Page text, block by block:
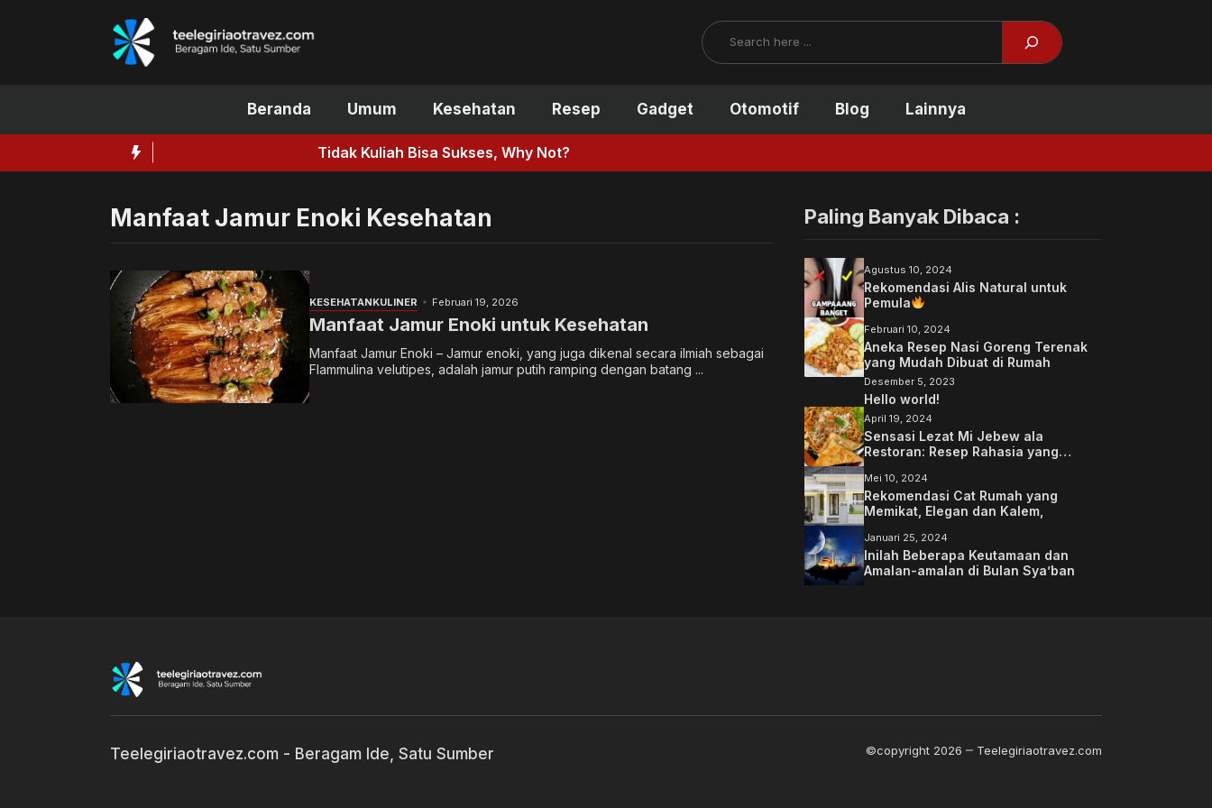
Search Facebook
Beranda Umum Kesehatan Resep Gadget Otomotif Blog Lainnya
Tidak Kuliah Bisa Sukses, Why Not?
Manfaat Jamur Enoki Kesehatan
KESEHATANKULINER Februari 19, 2026
Manfaat Jamur Enoki untuk Kesehatan
Manfaat Jamur Enoki – Jamur enoki, yang juga dikenal secara ilmiah sebagai
Flammulina velutipes, adalah jamur putih ramping dengan batang ...
Paling Banyak Dibaca :
Agustus 10, 2024
Rekomendasi Alis Natural untuk
Pemula
Februari 10, 2024
Aneka Resep Nasi Goreng Terenak
yang Mudah Dibuat di Rumah
Desember 5, 2023
Hello world!
April 19, 2024
Sensasi Lezat Mi Jebew ala
Restoran: Resep Rahasia yang
Mei 10, 2024
Rekomendasi Cat Rumah yang
Memikat, Elegan dan Kalem,
Januari 25, 2024
Inilah Beberapa Keutamaan dan
Amalan-amalan di Bulan Sya’ban
Teelegiriaotravez.com - Beragam Ide, Satu Sumber ©copyright 2026 Teelegiriaotravez.com